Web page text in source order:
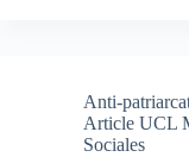
Anti-
Article UCL
Sociales